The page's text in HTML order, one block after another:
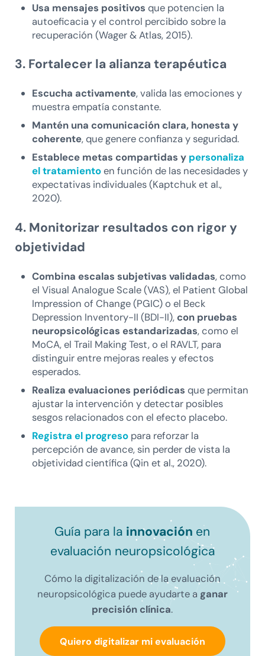
Usa mensajes positivosque potencien la
autoeficacia y el control percibido sobre la
recuperación (Wager & Atlas, 2015).
3. Fortalecer la alianza terapéutica
Escucha activamente, valida las emociones y
muestra empatía constante.
Mantén una comunicación clara, honesta y
coherente, que genere confianza y seguridad.
Establece metas compartidas y personaliza
el tratamientoen función de las necesidades y
expectativas individuales (Kaptchuk et al.,
2020).
4. Monitorizar resultados con rigor y
objetividad
Combina escalas subjetivas validadas, como
el Visual Analogue Scale (VAS), el Patient Global
Impression of Change (PGIC) o el Beck
Depression Inventory-II (BDI-II), con pruebas
neuropsicológicas estandarizadas, como el
MoCA, el Trail Making Test, o el RAVLT, para
distinguir entre mejoras reales y efectos
esperados.
Realiza evaluaciones periódicasque permitan
ajustar la intervención y detectar posibles
sesgos relacionados con el efecto placebo.
Registra el progreso para reforzar la
percepción de avance, sin perder de vista la
objetividad científica (Qin et al., 2020).
Guía para la innovación en
evaluación neuropsicológica
Cómo la digitalización de la evaluación
neuropsicológica puede ayudarte a ganar
precisión clínica.
Quiero digitalizar mi evaluación